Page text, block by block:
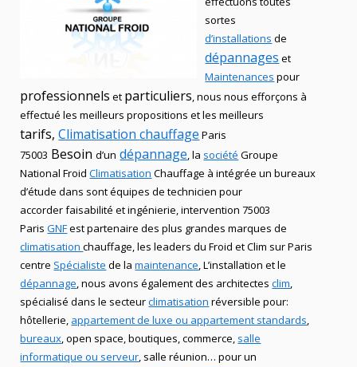
sortes
d’installations de
dépannages et
Maintenances pour
professionnels et particuliers, nous nous efforçons à
effectué les meilleurs propositions et les meilleurs
tarifs,Climatisationchauffage Paris
75003 Besoind’un dépannage, la société Groupe
National Froid Climatisation Chauffage à intégrée un bureaux
d’étude dans sont équipes de technicienpour
accorder faisabilité et ingénierie, intervention 75003
ParisGNFest partenaire des plus grandes marques de
climatisationchauffage, les leaders du Froid et Clim sur Paris
centre Spécialiste de lamaintenance, L’installation et le
dépannage, nous avons également des architectesclim,
spécialisé dans le secteurclimatisation réversible pour:
hôtellerie, appartement de luxe ou appartement standards,
bureaux, open space, boutiques, commerce, salle
informatique ou serveur, salle réunion… pour un